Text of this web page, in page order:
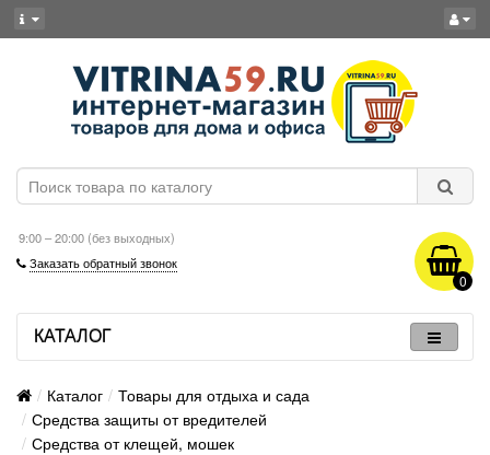
9:00 – 20:00 (без выходных)
Заказать обратный звонок
0
КАТАЛОГ
Каталог
Товары для отдыха и сада
Средства защиты от вредителей
Средства от клещей, мошек